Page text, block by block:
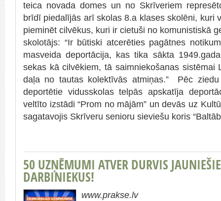
teica novada domes un no Skrīveriem
brīdī piedalījās arī skolas 8.a klases skolēni, kuri
pieminēt cilvēkus, kuri ir cietuši no komunistiskā
skolotājs: “Ir būtiski atcerēties pagātnes
masveida deportācija, kas tika sākta
sekas kā cilvēkiem, tā saimniekošanas sistēmai
daļa no tautas kolektīvās atmiņas.” Pēc
deportētie vidusskolas telpās apskatīja
veltīto izstādi “Prom no mājām” un devās uz
sagatavojis Skrīveru senioru sieviešu koris
50 UZŅĒMUMI ATVER DURVIS
DARBINIEKUS!
www.prakse.lv